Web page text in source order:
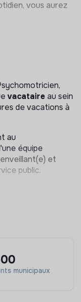
vous aurez
de garantir un
familles ;
de
sur les
situations ;
vacataire au sein
de vacations à
au
équipe
et
public.
municipaux